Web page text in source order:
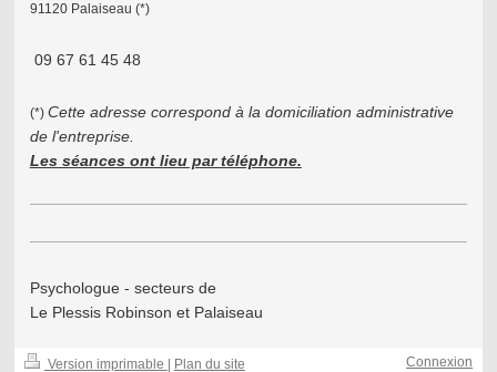
91120 Palaiseau (*)
09 67 61 45 48
(*) Cette adresse correspond à la domiciliation administrative
de l'entreprise.
Les séances ont lieu par téléphone.
Psychologue - secteurs de
Le Plessis Robinson et Palaiseau
Version imprimable | Plan du site
Connexion